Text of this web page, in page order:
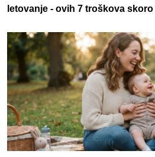
letovanje - ovih 7 troškova